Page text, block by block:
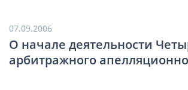
07.09.2006
О начале деятельности
арбитражного